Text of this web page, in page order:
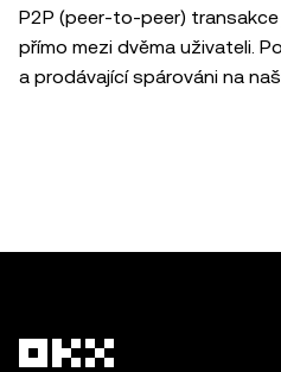
P2P (peer-to-peer)
přímo mezi dvěma uživateli.
a prodávající spárováni na
jen jako „platforma“), strany
Společnost OKX neprovádí
transakce P2P.
materiály a další obsah